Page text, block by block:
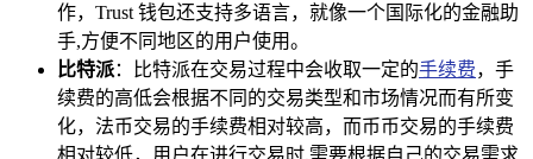
作，Trust 钱包还支持多语言，就像一个国际化的金融助
手,方便不同地区的用户使用。
比特派：比特派在交易过程中会收取一定的手续费，手
续费的高低会根据不同的交易类型和市场情况而有所变
化，法币交易的手续费相对较高，而币币交易的手续费
相对较低，用户在进行交易时,需要根据自己的交易需求